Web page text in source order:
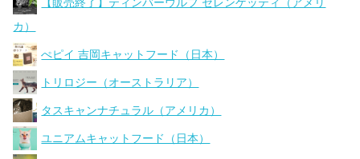
【販売終了】ティンバーウルフ セレンゲッティ（アメリ
カ）
ぺピイ 吉岡キャットフード（日本）
トリロジー（オーストラリア）
タスキャンナチュラル（アメリカ）
ユニアムキャットフード（日本）